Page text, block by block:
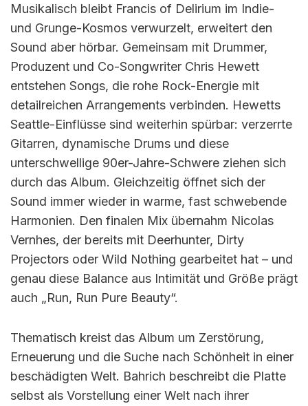
Musikalisch bleibt Francis of Delirium im Indie-
und Grunge-Kosmos verwurzelt, erweitert den
Sound aber hörbar. Gemeinsam mit Drummer,
Produzent und Co-Songwriter Chris Hewett
entstehen Songs, die rohe Rock-Energie mit
detailreichen Arrangements verbinden. Hewetts
Seattle-Einflüsse sind weiterhin spürbar: verzerrte
Gitarren, dynamische Drums und diese
unterschwellige 90er-Jahre-Schwere ziehen sich
durch das Album. Gleichzeitig öffnet sich der
Sound immer wieder in warme, fast schwebende
Harmonien. Den finalen Mix übernahm Nicolas
Vernhes, der bereits mit Deerhunter, Dirty
Projectors oder Wild Nothing gearbeitet hat – und
genau diese Balance aus Intimität und Größe prägt
auch „Run, Run Pure Beauty“.
Thematisch kreist das Album um Zerstörung,
Erneuerung und die Suche nach Schönheit in einer
beschädigten Welt. Bahrich beschreibt die Platte
selbst als Vorstellung einer Welt nach ihrer